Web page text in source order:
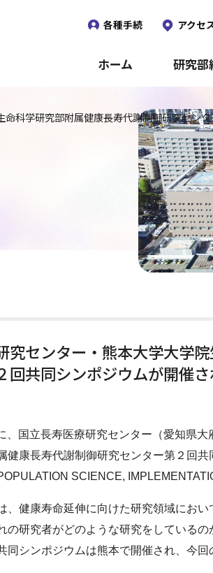
各種手続 アクセ
ホーム 研究部
科学研究部附属健康長寿代謝制御研究セン
究センター・熊本大学大学
回共同シンポジウムが開催
、国立長寿医療研究センター（愛知県
健康長寿代謝制御研究センター第２回
SCIENCE,
、健康寿命延伸に向けた研究領域にお
の研究者がどのような研究をしている
同シンポジウムは熊本で開催され、今回